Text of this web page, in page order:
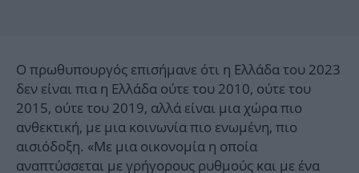
Ο πρωθυπουργός επισήμανε ότι η Ελλάδα του 2023
δεν είναι πια η Ελλάδα ούτε του 2010, ούτε του
2015, ούτε του 2019, αλλά είναι μια χώρα πιο
ανθεκτική, με μια κοινωνία πιο ενωμένη, πιο
αισιόδοξη. «Με μια οικονομία η οποία
αναπτύσσεται με γρήγορους ρυθμούς και με ένα